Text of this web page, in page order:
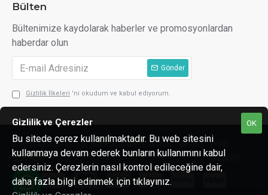
Bülten
Bültenimize kaydolarak haberler ve promosyonlardan
haberdar olun
Gönder
Gizlilik İlkeleri 'ni okudum ve kabul ediyorum.
Copyright © 2020, Barkodalalım, Bütün Hakları
Saklıdır
Web
Tasarım
OK
Gizlilik ve Çerezler
Bu sitede çerez kullanılmaktadır. Bu web sitesini
kullanmaya devam ederek bunların kullanımını kabul
edersiniz. Çerezlerin nasıl kontrol edileceğine dair,
daha fazla bilgi edinmek için tıklayınız.